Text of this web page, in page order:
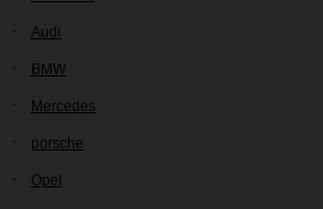
Audi
BMW
Mercedes
porsche
Opel